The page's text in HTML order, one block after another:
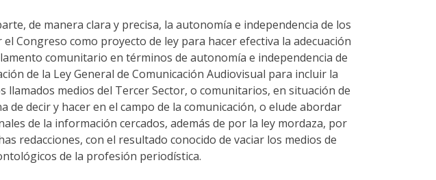
de manera clara y precisa, la autonomía e independencia de los
Congreso como proyecto de ley para hacer efectiva la adecuación
comunitario en términos de autonomía e independencia de
de la Ley General de Comunicación Audiovisual para incluir la
llamados medios del Tercer Sector, o comunitarios, en situación de
decir y hacer en el campo de la comunicación, o elude abordar
de la información cercados, además de por la ley mordaza, por
redacciones, con el resultado conocido de vaciar los medios de
de la profesión periodística.